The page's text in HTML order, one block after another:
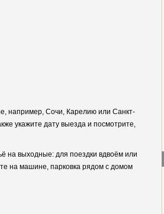
например, Сочи, Карелию или Санкт-
укажите дату выезда и посмотрите,
на выходные: для поездки вдвоём или
на машине, парковка рядом с домом